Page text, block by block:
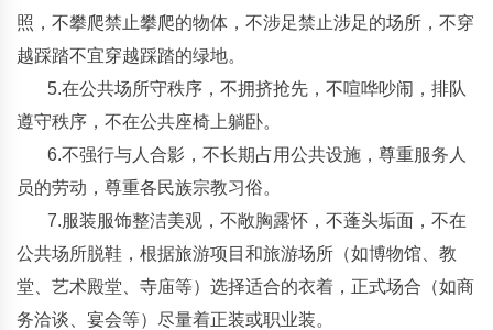
照，不攀爬禁止攀爬的物体，不涉足禁止涉足的场所，不穿
越踩踏不宜穿越踩踏的绿地。
5.在公共场所守秩序，不拥挤抢先，不喧哗吵闹，排队
遵守秩序，不在公共座椅上躺卧。
6.不强行与人合影，不长期占用公共设施，尊重服务人
员的劳动，尊重各民族宗教习俗。
7.服装服饰整洁美观，不敞胸露怀，不蓬头垢面，不在
公共场所脱鞋，根据旅游项目和旅游场所（如博物馆、教
堂、艺术殿堂、寺庙等）选择适合的衣着，正式场合（如商
务洽谈、宴会等）尽量着正装或职业装。